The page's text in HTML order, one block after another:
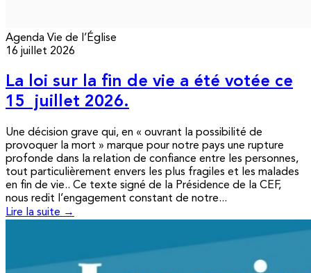
Agenda Vie de l’Église
16 juillet 2026
La loi sur la fin de vie a été votée ce
15 juillet 2026.
Une décision grave qui, en « ouvrant la possibilité de
provoquer la mort » marque pour notre pays une rupture
profonde dans la relation de confiance entre les personnes,
tout particulièrement envers les plus fragiles et les malades
en fin de vie.. Ce texte signé de la Présidence de la CEF,
nous redit l’engagement constant de notre...
Lire la suite →